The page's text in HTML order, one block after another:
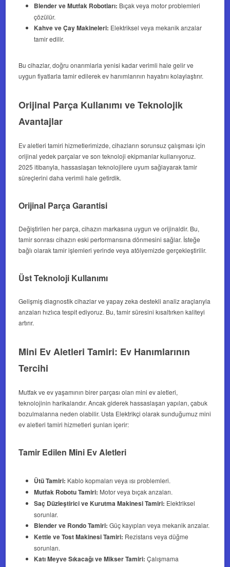
Blender ve Mutfak Robotları: Bıçak veya motor problemleri
çözülür.
Kahve ve Çay Makineleri: Elektriksel veya mekanik arızalar
tamir edilir.
Bu cihazlar, doğru onarımlarla yenisi kadar verimli hale gelir ve
uygun fiyatlarla tamir edilerek ev hanımlarının hayatını kolaylaştırır.
Orijinal Parça Kullanımı ve Teknolojik
Avantajlar
Ev aletleri tamiri hizmetlerimizde, cihazların sorunsuz çalışması için
orijinal yedek parçalar ve son teknoloji ekipmanlar kullanıyoruz.
2025 itibarıyla, hassaslaşan teknolojilere uyum sağlayarak tamir
süreçlerini daha verimli hale getirdik.
Orijinal Parça Garantisi
Değiştirilen her parça, cihazın markasına uygun ve orijinaldir. Bu,
tamir sonrası cihazın eski performansına dönmesini sağlar. İsteğe
bağlı olarak tamir işlemleri yerinde veya atölyemizde gerçekleştirilir.
Üst Teknoloji Kullanımı
Gelişmiş diagnostik cihazlar ve yapay zeka destekli analiz araçlarıyla
arızaları hızlıca tespit ediyoruz. Bu, tamir süresini kısaltırken kaliteyi
artırır.
Mini Ev Aletleri Tamiri: Ev Hanımlarının
Tercihi
Mutfak ve ev yaşamının birer parçası olan mini ev aletleri,
teknolojinin harikalarıdır. Ancak giderek hassaslaşan yapıları, çabuk
bozulmalarına neden olabilir. Usta Elektrikçi olarak sunduğumuz mini
ev aletleri tamiri hizmetleri şunları içerir:
Tamir Edilen Mini Ev Aletleri
Ütü Tamiri: Kablo kopmaları veya ısı problemleri.
Mutfak Robotu Tamiri: Motor veya bıçak arızaları.
Saç Düzleştirici ve Kurutma Makinesi Tamiri: Elektriksel
sorunlar.
Blender ve Rondo Tamiri: Güç kayıpları veya mekanik arızalar.
Kettle ve Tost Makinesi Tamiri: Rezistans veya düğme
sorunları.
Katı Meyve Sıkacağı ve Mikser Tamiri: Çalışmama